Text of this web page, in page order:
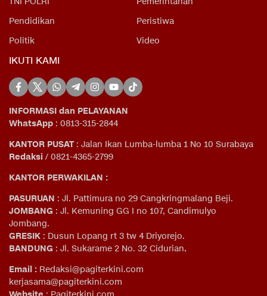
Pendidikan
Peristiwa
Politik
Video
IKUTI KAMI
INFORMASI dan PELAYANAN
WhatsApp : 0813-315-2844
KANTOR PUSAT: Jalan Ikan Lumba-lumba 1 No 10 Surabaya
Redaksi / 0821-4365-2799
KANTOR PERWAKILAN :
PASURUAN : Jl. Pattimura no 29 Cangkringmalang Beji.
JOMBANG : Jl. Kemuning GG I no 107, Candimulyo
Jombang.
GRESIK : Dusun Lopang rt 3 tw 4 Driyorejo.
BANDUNG : Jl. Sukarame 2 No. 32 Cidurian.
Email : Redaksi@pagiterkini.com
kerjasama@pagiterkini.com